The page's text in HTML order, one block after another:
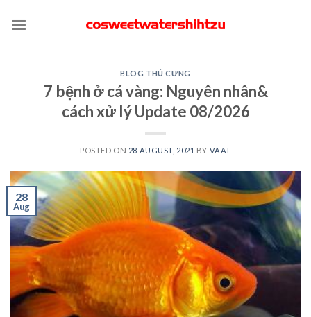
BLOG THÚ CƯNG
7 bệnh ở cá vàng: Nguyên nhân&
cách xử lý Update 08/2026
POSTED ON 28 AUGUST, 2021 BY VAAT
28
Aug